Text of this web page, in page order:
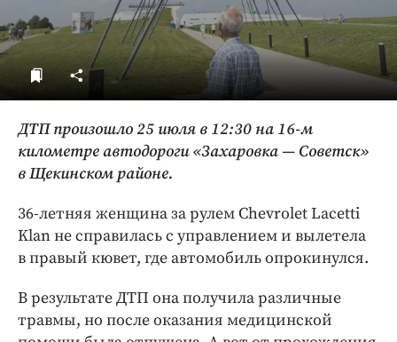
ДТП произошло 25 июля в 12:30 на 16-м
километре автодороги «Захаровка — Советск»
в Щекинском районе.
36-летняя женщина за рулем Chevrolet Lacetti
Klan не справилась с управлением и вылетела
в правый кювет, где автомобиль опрокинулся.
В результате ДТП она получила различные
травмы, но после оказания медицинской